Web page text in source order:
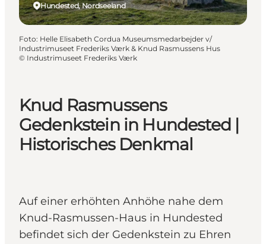
Knud Rasmussens
Gedenkstein in Hundested |
Historisches Denkmal
Auf einer erhöhten Anhöhe nahe dem
Knud-Rasmussen-Haus in Hundested
befindet sich der Gedenkstein zu Ehren
Hundested, Nordseeland
Foto: Helle Elisabeth Cordua Museumsmedarbejder v/
Industrimuseet Frederiks Værk & Knud Rasmussens Hus
© Industrimuseet Frederiks Værk